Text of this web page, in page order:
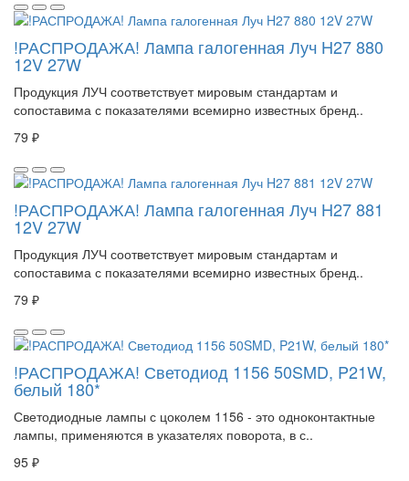
!РАСПРОДАЖА! Лампа галогенная Луч H27 880
12V 27W
Продукция ЛУЧ соответствует мировым стандартам и
сопоставима с показателями всемирно известных бренд..
79 ₽
!РАСПРОДАЖА! Лампа галогенная Луч H27 881
12V 27W
Продукция ЛУЧ соответствует мировым стандартам и
сопоставима с показателями всемирно известных бренд..
79 ₽
!РАСПРОДАЖА! Светодиод 1156 50SMD, P21W,
белый 180*
Светодиодные лампы с цоколем 1156 - это одноконтактные
лампы, применяются в указателях поворота, в с..
95 ₽